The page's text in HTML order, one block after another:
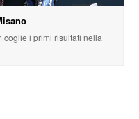
coglie i primi risultati nella